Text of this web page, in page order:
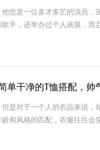
也是一位多才多艺的演员，
手，还举办过个人画展，而
单干净的T恤搭配，帅
是对于一个人的衣品来说，
和风格的匹配，衣服往往会